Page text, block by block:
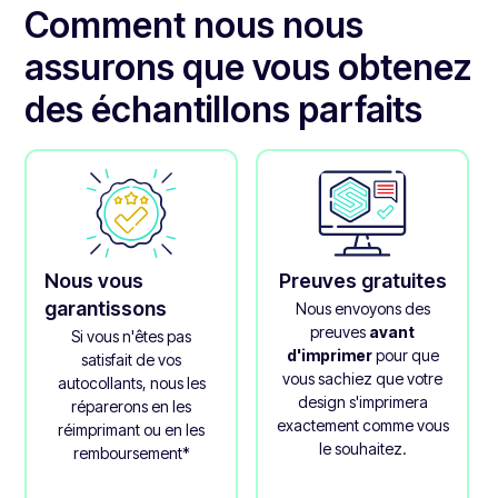
Comment nous nous
assurons que vous obtenez
des échantillons parfaits
Nous vous
garantissons
Si vous n'êtes pas
satisfait de vos
autocollants, nous les
réparerons en les
réimprimant ou en les
remboursement*
Preuves gratuites
Nous envoyons des
preuves avant
d'imprimerpour que
vous sachiez que votre
design s'imprimera
exactement comme vous
le souhaitez.